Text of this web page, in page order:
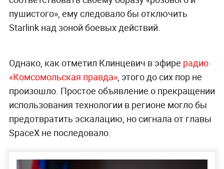
пушистого», ему следовало бы отключить
Starlink над зоной боевых действий.
Однако, как отметил Клинцевич в эфире радио
«Комсомольская правда», этого до сих пор не
произошло. Простое объявление о прекращении
использования технологии в регионе могло бы
предотвратить эскалацию, но сигнала от главы
SpaceX не последовало.